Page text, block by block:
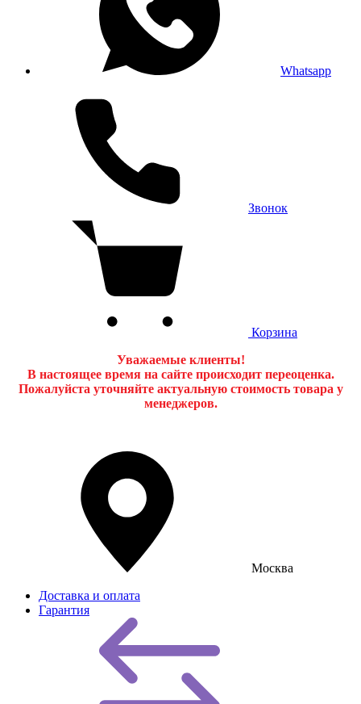
Whatsapp
Звонок
Корзина
Уважаемые клиенты!
В настоящее время на сайте происходит переоценка.
Пожалуйста уточняйте актуальную стоимость товара у
менеджеров.
Москва
Доставка и оплата
Гарантия